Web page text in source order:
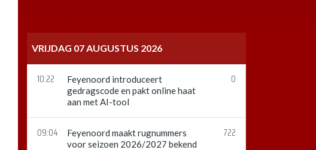
VRIJDAG 07 AUGUSTUS 2026
10:22
Feyenoord introduceert
gedragscode en pakt online haat
aan met AI-tool
0
09:04
Feyenoord maakt rugnummers
voor seizoen 2026/2027 bekend
722